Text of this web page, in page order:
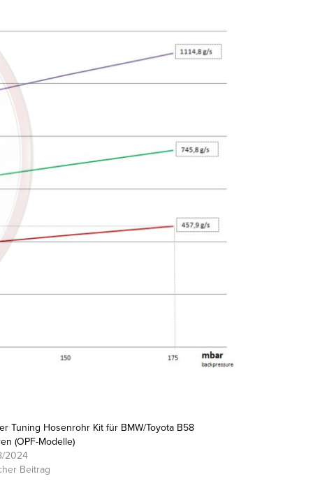
Tuning Hosenrohr Kit für BMW/Toyota B58
(OPF-Modelle)
2024
Beitrag